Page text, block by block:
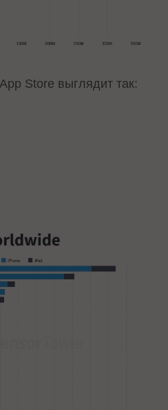
Store выглядит так: